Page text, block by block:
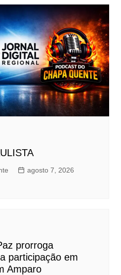
agosto 7, 2026
prorroga
participação em
Amparo